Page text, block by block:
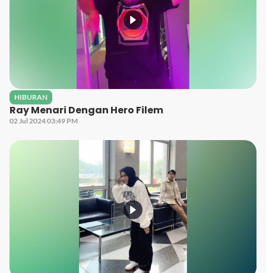
HIBURAN
Ray Menari Dengan Hero Filem
02 Jul 2024 03:49 PM